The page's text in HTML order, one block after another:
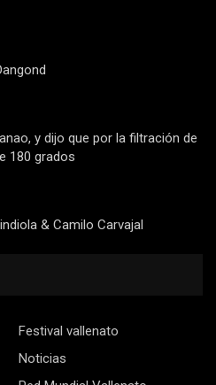
y dijo que por la filtración de
180 grados
& Camilo Carvajal
Festival vallenato
Noticias